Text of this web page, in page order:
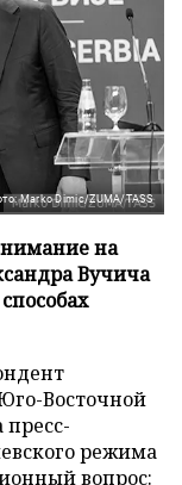
Marko Dimic/ZUMA/TASS
на
Вучича
Восточной
режима
вопрос: